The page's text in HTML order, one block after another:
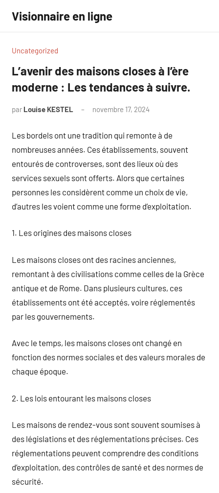
contenu
Visionnaire en ligne
Uncategorized
L’avenir des maisons closes à l’ère
moderne : Les tendances à suivre.
par Louise KESTEL novembre 17, 2024
Les bordels ont une tradition qui remonte à de
nombreuses années. Ces établissements, souvent
entourés de controverses, sont des lieux où des
services sexuels sont offerts. Alors que certaines
personnes les considèrent comme un choix de vie,
d’autres les voient comme une forme d’exploitation.
1. Les origines des maisons closes
Les maisons closes ont des racines anciennes,
remontant à des civilisations comme celles de la Grèce
antique et de Rome. Dans plusieurs cultures, ces
établissements ont été acceptés, voire réglementés
par les gouvernements.
Avec le temps, les maisons closes ont changé en
fonction des normes sociales et des valeurs morales de
chaque époque.
2. Les lois entourant les maisons closes
Les maisons de rendez-vous sont souvent soumises à
des législations et des réglementations précises. Ces
réglementations peuvent comprendre des conditions
d’exploitation, des contrôles de santé et des normes de
sécurité.